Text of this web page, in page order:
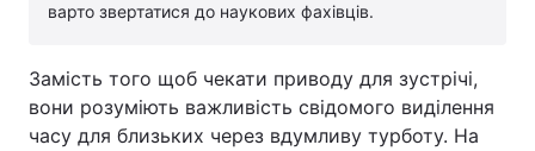
варто звертатися до наукових фахівців.
Замість того щоб чекати приводу для зустрічі,
вони розуміють важливість свідомого виділення
часу для близьких через вдумливу турботу. На